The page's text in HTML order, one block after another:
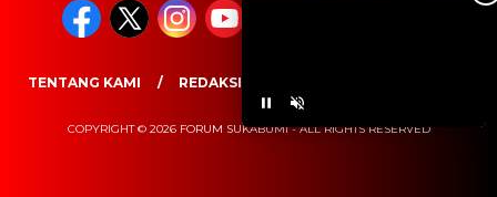
TENTANG KAMI REDAKSI
COPYRIGHT © 2026 FORUM SUKABUMI - ALL RIGHTS RESERVED